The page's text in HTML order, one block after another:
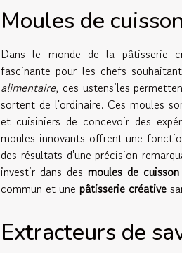
Moules de
Dans le monde de la pâtisserie
fascinante pour les chefs
alimentaire, ces ustensiles
sortent de l'ordinaire. Ces moules
et cuisiniers de concevoir des
moules innovants offrent une
des résultats d'une précision
investir dans desmoules de
commun et une pâtisserie créative
Extracteurs de